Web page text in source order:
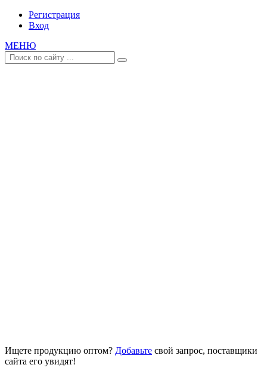
Регистрация
Вход
МЕНЮ
Ищете продукцию оптом? Добавьте свой запрос, поставщики
сайта его увидят!